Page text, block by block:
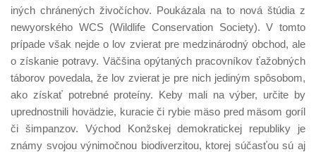
iných chránených živočíchov. Poukázala na to nová štúdia z
newyorského WCS (Wildlife Conservation Society). V tomto
prípade však nejde o lov zvierat pre medzinárodný obchod, ale
o získanie potravy. Väčšina opýtaných pracovníkov ťažobných
táborov povedala, že lov zvierat je pre nich jediným spôsobom,
ako získať potrebné proteíny. Keby mali na výber, určite by
uprednostnili hovädzie, kuracie či rybie mäso pred mäsom goríl
či šimpanzov. Východ Konžskej demokratickej republiky je
známy svojou výnimočnou biodiverzitou, ktorej súčasťou sú aj